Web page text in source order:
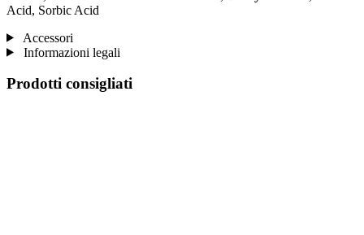
Acid, Sorbic Acid
Accessori
Informazioni legali
Prodotti consigliati